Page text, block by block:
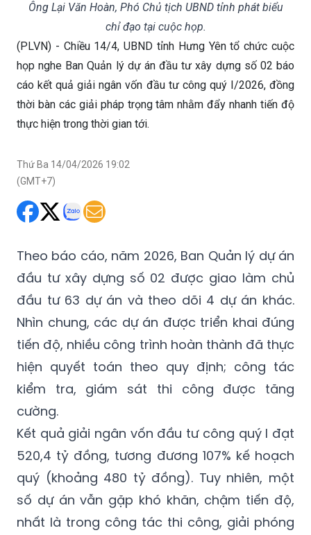
Ông Lại Văn Hoàn, Phó Chủ tịch UBND tỉnh phát biểu
chỉ đạo tại cuộc họp.
(PLVN) - Chiều 14/4, UBND tỉnh Hưng Yên tổ chức cuộc
họp nghe Ban Quản lý dự án đầu tư xây dựng số 02 báo
cáo kết quả giải ngân vốn đầu tư công quý I/2026, đồng
thời bàn các giải pháp trọng tâm nhằm đẩy nhanh tiến độ
thực hiện trong thời gian tới.
Thứ Ba 14/04/2026 19:02
(GMT+7)
Theo báo cáo, năm 2026, Ban Quản lý dự án
đầu tư xây dựng số 02 được giao làm chủ
đầu tư 63 dự án và theo dõi 4 dự án khác.
Nhìn chung, các dự án được triển khai đúng
tiến độ, nhiều công trình hoàn thành đã thực
hiện quyết toán theo quy định; công tác
kiểm tra, giám sát thi công được tăng
cường.
Kết quả giải ngân vốn đầu tư công quý I đạt
520,4 tỷ đồng, tương đương 107% kế hoạch
quý (khoảng 480 tỷ đồng). Tuy nhiên, một
số dự án vẫn gặp khó khăn, chậm tiến độ,
nhất là trong công tác thi công, giải phóng